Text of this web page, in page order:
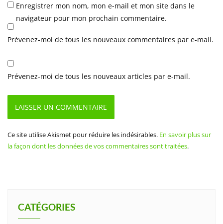
Enregistrer mon nom, mon e-mail et mon site dans le
navigateur pour mon prochain commentaire.
Prévenez-moi de tous les nouveaux commentaires par e-mail.
Prévenez-moi de tous les nouveaux articles par e-mail.
Ce site utilise Akismet pour réduire les indésirables. En savoir plus sur
la façon dont les données de vos commentaires sont traitées.
CATÉGORIES